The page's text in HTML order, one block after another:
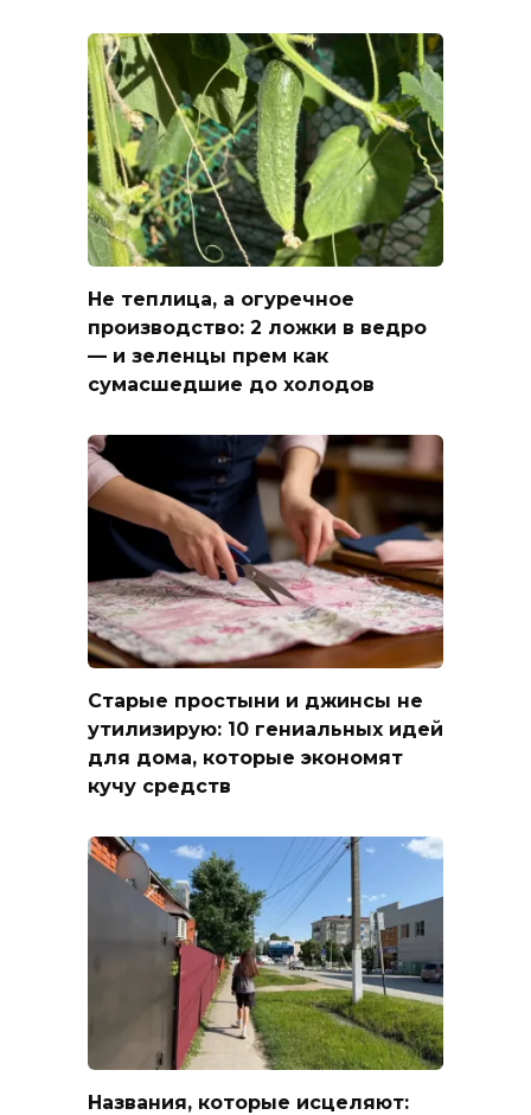
Не теплица, а огуречное
производство: 2 ложки в ведро
— и зеленцы прем как
сумасшедшие до холодов
Старые простыни и джинсы не
утилизирую: 10 гениальных идей
для дома, которые экономят
кучу средств
Названия, которые исцеляют: